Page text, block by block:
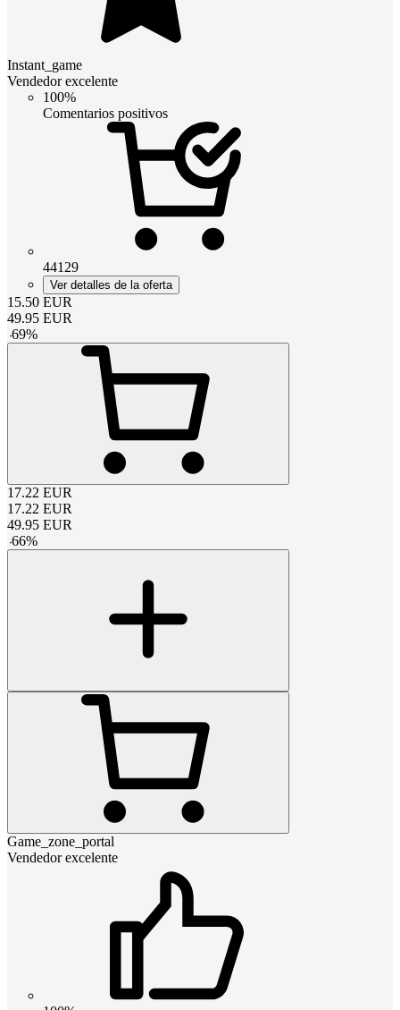
Instant_game
Vendedor excelente
100%
Comentarios positivos
44129
Ver detalles de la oferta
15.50 EUR
49.95 EUR
-69%
17.22 EUR
17.22 EUR
49.95 EUR
-66%
Game_zone_portal
Vendedor excelente